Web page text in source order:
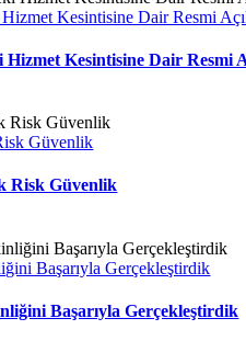
Kesintisine Dair Resmi
Kesintisine Dair Resmi
Güvenlik
Risk Güvenlik
Başarıyla Gerçekleştirdik
Başarıyla Gerçekleştirdik